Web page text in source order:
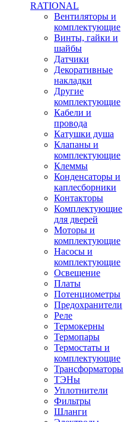
RATIONAL
Вентиляторы и
комплектующие
Винты, гайки и
шайбы
Датчики
Декоративные
накладки
Другие
комплектующие
Кабели и
провода
Катушки душа
Клапаны и
комплектующие
Клеммы
Конденсаторы и
каплесборники
Контакторы
Комплектующие
для дверей
Моторы и
комплектующие
Насосы и
комплектующие
Освещение
Платы
Потенциометры
Предохранители
Реле
Термокерны
Термопары
Термостаты и
комплектующие
Трансформаторы
ТЭНы
Уплотнители
Фильтры
Шланги